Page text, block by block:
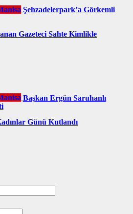
Şehzadelerpark’a Görkemli
Gazeteci Sahte Kimlikle
Başkan Ergün Saruhanlı
Günü Kutlandı